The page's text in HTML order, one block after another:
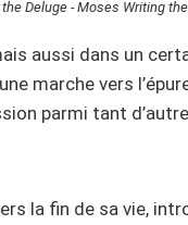
Deluge - Moses Writing
aussi dans un
marche vers
parmi tant
la fin de sa vie,